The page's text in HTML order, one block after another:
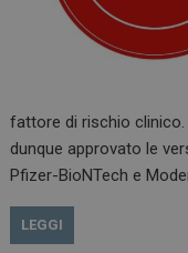
fattore di rischio
dunque approvato le
Pfizer-BioNTech e
LEGGI